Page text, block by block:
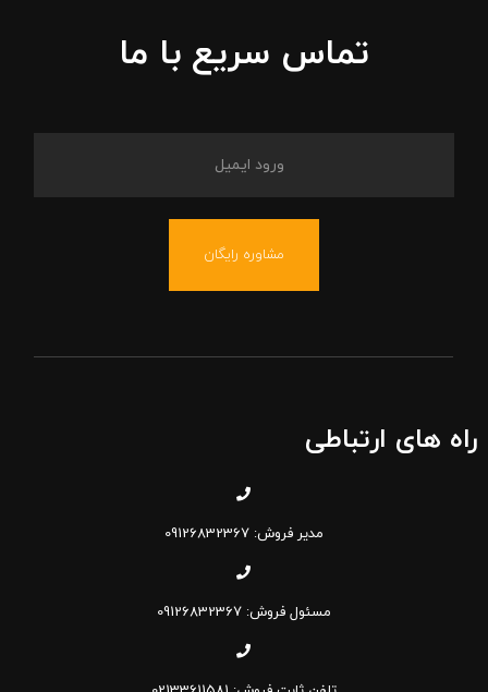
تماس سریع با ما
مشاوره رایگان
راه های ارتباطی
مدیر فروش: 09126832367
مسئول فروش: 09126832367